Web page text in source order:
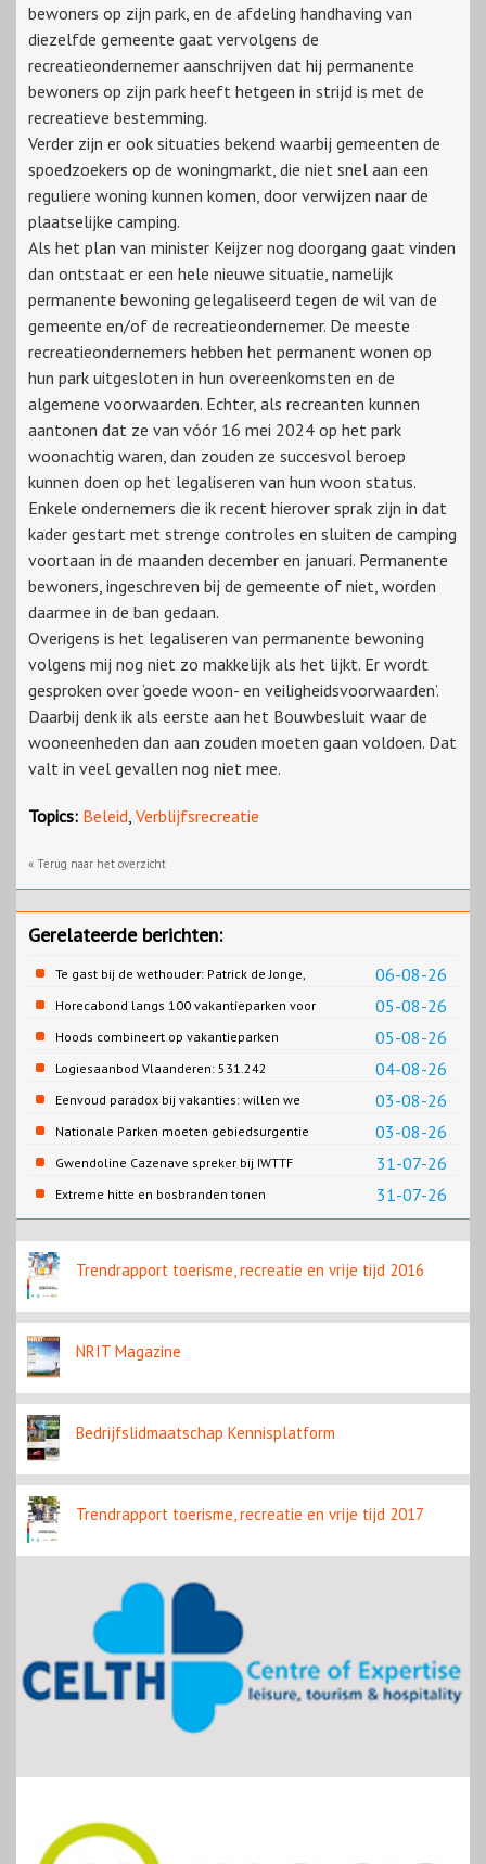
bewoners op zijn park, en de afdeling handhaving van
diezelfde gemeente gaat vervolgens de
recreatieondernemer aanschrijven dat hij permanente
bewoners op zijn park heeft hetgeen in strijd is met de
recreatieve bestemming.
Verder zijn er ook situaties bekend waarbij gemeenten de
spoedzoekers op de woningmarkt, die niet snel aan een
reguliere woning kunnen komen, door verwijzen naar de
plaatselijke camping.
Als het plan van minister Keijzer nog doorgang gaat vinden
dan ontstaat er een hele nieuwe situatie, namelijk
permanente bewoning gelegaliseerd tegen de wil van de
gemeente en/of de recreatieondernemer. De meeste
recreatieondernemers hebben het permanent wonen op
hun park uitgesloten in hun overeenkomsten en de
algemene voorwaarden. Echter, als recreanten kunnen
aantonen dat ze van vóór 16 mei 2024 op het park
woonachtig waren, dan zouden ze succesvol beroep
kunnen doen op het legaliseren van hun woon status.
Enkele ondernemers die ik recent hierover sprak zijn in dat
kader gestart met strenge controles en sluiten de camping
voortaan in de maanden december en januari. Permanente
bewoners, ingeschreven bij de gemeente of niet, worden
daarmee in de ban gedaan.
Overigens is het legaliseren van permanente bewoning
volgens mij nog niet zo makkelijk als het lijkt. Er wordt
gesproken over ‘goede woon- en veiligheidsvoorwaarden’.
Daarbij denk ik als eerste aan het Bouwbesluit waar de
wooneenheden dan aan zouden moeten gaan voldoen. Dat
valt in veel gevallen nog niet mee.
Topics: Beleid, Verblijfsrecreatie
« Terug naar het overzicht
Gerelateerde berichten:
06-08-26
Te gast bij de wethouder: Patrick de Jonge,
Gemeente Emmen
05-08-26
Horecabond langs 100 vakantieparken voor
Cao-recreatie
05-08-26
Hoods combineert op vakantieparken
recreatie en wonen
04-08-26
Logiesaanbod Vlaanderen: 531.242
slaapplaatsen
03-08-26
Eenvoud paradox bij vakanties: willen we
eenvoud of toch goed verzorgd?
03-08-26
Nationale Parken moeten gebiedsurgentie
en beleidsurgentie verbinden
31-07-26
Gwendoline Cazenave spreker bij IWTTF
congres in Utrecht
31-07-26
Extreme hitte en bosbranden tonen
noodzaak snellere verduurzaming
reisbranche
Trendrapport toerisme, recreatie en vrije tijd 2016
NRIT Magazine
Bedrijfslidmaatschap Kennisplatform
Trendrapport toerisme, recreatie en vrije tijd 2017